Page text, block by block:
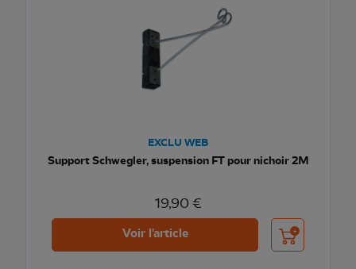
EXCLU WEB
Support Schwegler, suspension FT pour nichoir 2M
19,90 €
Voir l'article Ajouter au